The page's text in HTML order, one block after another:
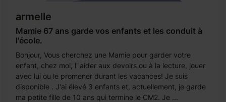
armelle
Mamie 67 ans garde vos enfants et les conduit à
l'école.
Bonjour, Vous cherchez une Mamie pour garder votre
enfant, chez moi, l' aider aux devoirs ou à la lecture, jouer
avec lui ou le promener durant les vacances! Je suis
disponible . J'ai élevé 3 enfants et, actuellement, je garde
ma petite fille de 10 ans qui termine le CM2. Je ...